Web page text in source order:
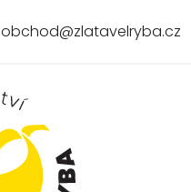
obchod@zlatavelryba.cz